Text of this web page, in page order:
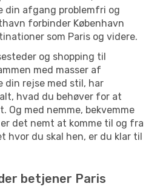
din afgang problemfri og
forbinder København
som Paris og videre.
og shopping til
med masser af
rejse med stil, har
hvad du behøver for at
Og med nemme, bekvemme
det nemt at komme til og fra
hvor du skal hen, er du klar til
betjener Paris